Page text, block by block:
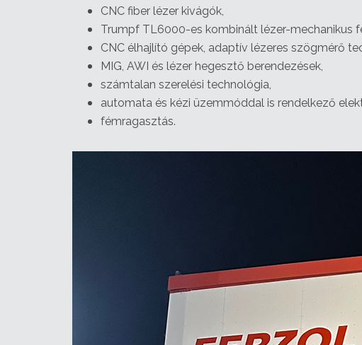
CNC fiber lézer kivágók,
Trumpf TL6000-es kombinált lézer-mechanikus
CNC élhajlító gépek, adaptív lézeres szögmérő
MIG, AWI és lézer hegesztő berendezések,
számtalan szerelési technológia,
automata és kézi üzemmóddal is rendelkező
fémragasztás.